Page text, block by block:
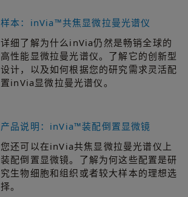
样本：inVia™共焦显微拉曼光谱仪
详细了解为什么inVia仍然是畅销全球的
高性能显微拉曼光谱仪。了解它的创新型
设计，以及如何根据您的研究需求灵活配
置inVia显微拉曼光谱仪。
产品说明：inVia™装配倒置显微镜
您还可以在inVia共焦显微拉曼光谱仪上
装配倒置显微镜。了解为何这些配置是研
究生物细胞和组织或者较大样本的理想选
择。